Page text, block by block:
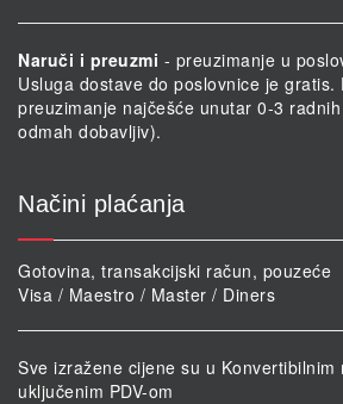
Naruči i preuzmi - preuzimanje u
Usluga dostave do poslovnice je gratis.
preuzimanje najčešće unutar 0-3
odmah dobavljiv).
Načini plaćanja
Gotovina, transakcijski račun, pouzeće
Visa / Maestro / Master / Diners
Sve izražene cijene su u Konvertibilnim
uključenim PDV-om